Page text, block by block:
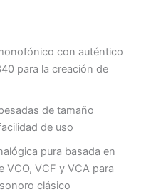
con auténtico
para la creación de
de tamaño
de uso
pura basada en
VCO, VCF y VCA para
clásico